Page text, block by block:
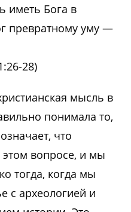
иметь Бога в
превратному уму —
28)
мысль в
понимала то,
что
этом вопросе, и мы
тогда, когда мы
с археологией и